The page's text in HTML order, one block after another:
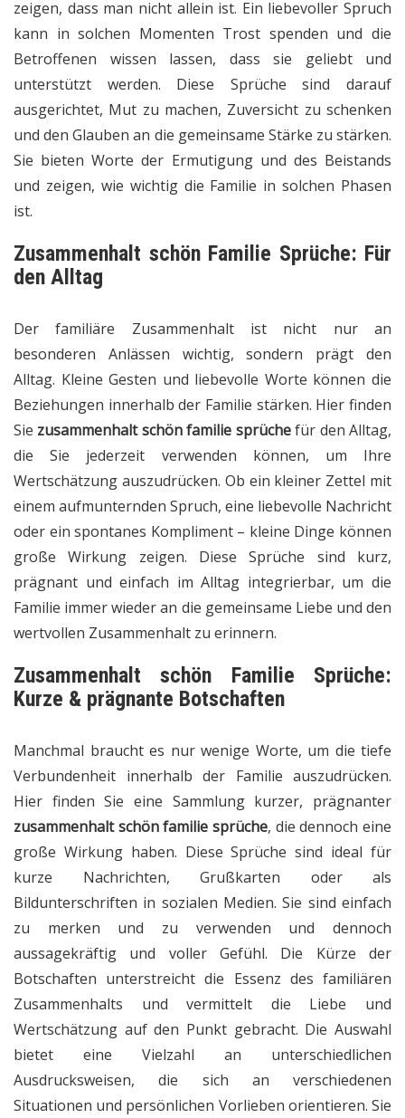
zeigen, dass man nicht allein ist. Ein liebevoller Spruch
kann in solchen Momenten Trost spenden und die
Betroffenen wissen lassen, dass sie geliebt und
unterstützt werden. Diese Sprüche sind darauf
ausgerichtet, Mut zu machen, Zuversicht zu schenken
und den Glauben an die gemeinsame Stärke zu stärken.
Sie bieten Worte der Ermutigung und des Beistands
und zeigen, wie wichtig die Familie in solchen Phasen
ist.
Zusammenhalt schön Familie Sprüche: Für
den Alltag
Der familiäre Zusammenhalt ist nicht nur an
besonderen Anlässen wichtig, sondern prägt den
Alltag. Kleine Gesten und liebevolle Worte können die
Beziehungen innerhalb der Familie stärken. Hier finden
Sie zusammenhalt schön familie sprüchefür den Alltag,
die Sie jederzeit verwenden können, um Ihre
Wertschätzung auszudrücken. Ob ein kleiner Zettel mit
einem aufmunternden Spruch, eine liebevolle Nachricht
oder ein spontanes Kompliment – kleine Dinge können
große Wirkung zeigen. Diese Sprüche sind kurz,
prägnant und einfach im Alltag integrierbar, um die
Familie immer wieder an die gemeinsame Liebe und den
wertvollen Zusammenhalt zu erinnern.
Zusammenhalt schön Familie Sprüche:
Kurze & prägnante Botschaften
Manchmal braucht es nur wenige Worte, um die tiefe
Verbundenheit innerhalb der Familie auszudrücken.
Hier finden Sie eine Sammlung kurzer, prägnanter
zusammenhalt schön familie sprüche, die dennoch eine
große Wirkung haben. Diese Sprüche sind ideal für
kurze Nachrichten, Grußkarten oder als
Bildunterschriften in sozialen Medien. Sie sind einfach
zu merken und zu verwenden und dennoch
aussagekräftig und voller Gefühl. Die Kürze der
Botschaften unterstreicht die Essenz des familiären
Zusammenhalts und vermittelt die Liebe und
Wertschätzung auf den Punkt gebracht. Die Auswahl
bietet eine Vielzahl an unterschiedlichen
Ausdrucksweisen, die sich an verschiedenen
Situationen und persönlichen Vorlieben orientieren. Sie